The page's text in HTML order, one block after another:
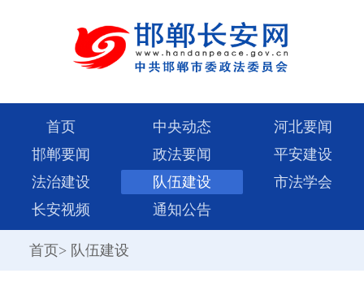
首页 中央动态
河北要闻
邯郸要闻
政法要闻
平安建设
法治建设
队伍建设
市法学会
长安视频
通知公告
首页> 队伍建设